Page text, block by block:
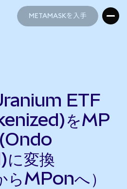
METAMASKを入手
ETF
をMP
変換
らMPonへ）